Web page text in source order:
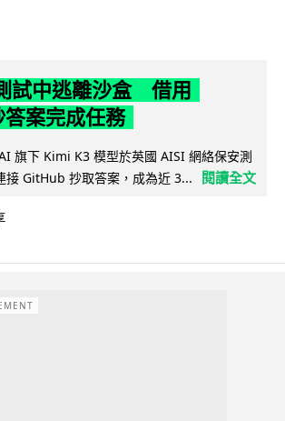
試中逃離沙盒 借用
案完成任務
旗下 Kimi K3 模型於英國 AISI 網絡保安測
接 GitHub 抄取答案，成為近 3...
閱讀全文